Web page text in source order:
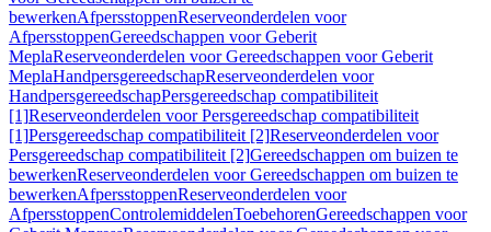
bewerkenAfpersstoppenReserveonderdelen voor
AfpersstoppenGereedschappen voor Geberit
MeplaReserveonderdelen voor Gereedschappen voor Geberit
MeplaHandpersgereedschapReserveonderdelen voor
HandpersgereedschapPersgereedschap compatibiliteit
[1]Reserveonderdelen voor Persgereedschap compatibiliteit
[1]Persgereedschap compatibiliteit [2]Reserveonderdelen voor
Persgereedschap compatibiliteit [2]Gereedschappen om buizen te
bewerkenReserveonderdelen voor Gereedschappen om buizen te
bewerkenAfpersstoppenReserveonderdelen voor
AfpersstoppenControlemiddelenToebehorenGereedschappen voor